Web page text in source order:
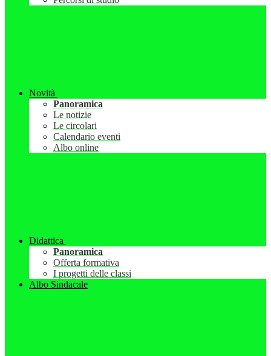
Novità
Panoramica
Le notizie
Le circolari
Calendario eventi
Albo online
Didattica
Panoramica
Offerta formativa
I progetti delle classi
Albo Sindacale